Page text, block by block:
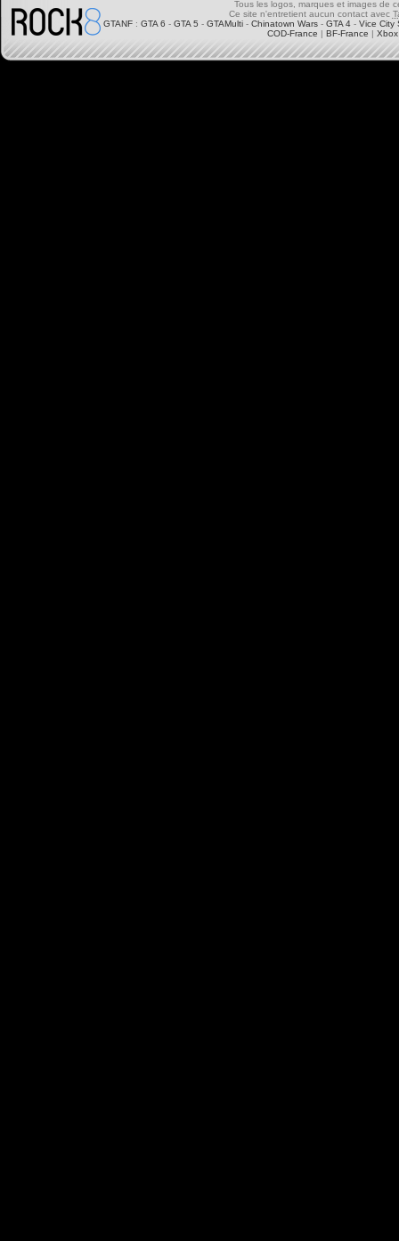
Tous les logos, marques et images de
Ce site n'entretient aucun contact avec
GTANF : GTA 6 - GTA 5 - GTAMulti - Chinatown Wars - GTA 4 - Vice City
COD-France | BF-France |